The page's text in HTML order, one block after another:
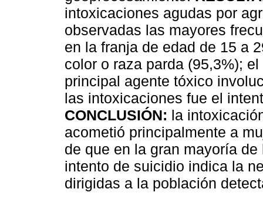
intoxicaciones agudas por
observadas las mayores
en la franja de edad de 15 a
color o raza parda (95,3%);
principal agente tóxico
las intoxicaciones fue el
CONCLUSIÓN: la
acometió principalmente a
de que en la gran mayoría
intento de suicidio indica la
dirigidas a la población